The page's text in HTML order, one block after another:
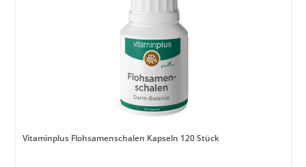
Vitaminplus Flohsamenschalen Kapseln 120 Stück